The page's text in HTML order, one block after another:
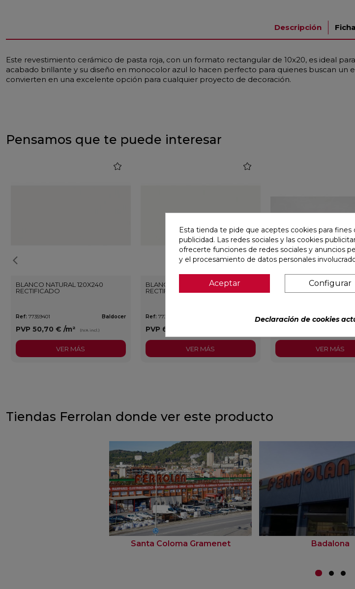
Descripción
Este revestimiento cerámico de pasta roja, con un formato rectangular de 10x20, es ideal
acabado brillante y su diseño en monocolor azul lo hacen perfecto para quienes buscan un
convierten en una excelente opción para cualquier proyecto de decoración.
Pensamos que te puede interesar
BLANCO NATURAL 120X240
RECTIFICADO
Ref: 77359401 Baldocer
PVP 50,70 € /m² (IVA incl.)
favorite
VER MÁS
BLANCO PULIDO 120X240
RECTIFICADO
Ref: 77359406 Baldocer
PVP 62,80 €
favorite
VER MÁS
IMPULSE WHITE MATE
RECTIFICADO
Ref: 91080301
VER MÁS
Tiendas Ferrolan donde ver este producto
Santa Coloma Gramenet Badalona
Esta tienda te pide que aceptes cookies para
publicidad. Las redes sociales y las cookies
ofrecerte funciones de redes sociales y anuncios
y el procesamiento de datos personales
Aceptar Configurar
Declaración de cookies